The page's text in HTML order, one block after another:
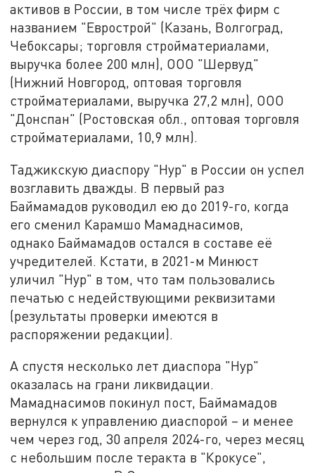
активов в России, в том числе трёх фирм с
названием "Еврострой" (Казань, Волгоград,
Чебоксары; торговля стройматериалами,
выручка более 200 млн), ООО "Шервуд"
(Нижний Новгород, оптовая торговля
стройматериалами, выручка 27,2 млн), ООО
"Донспан" (Ростовская обл., оптовая торговля
стройматериалами, 10,9 млн).
Таджикскую диаспору "Нур" в России он успел
возглавить дважды. В первый раз
Баймамадов руководил ею до 2019-го, когда
его сменил Карамшо Мамаднасимов,
однако Баймамадов остался в составе её
учредителей. Кстати, в 2021-м Минюст
уличил "Нур" в том, что там пользовались
печатью с недействующими реквизитами
(результаты проверки имеются в
распоряжении редакции).
А спустя несколько лет диаспора "Нур"
оказалась на грани ликвидации.
Мамаднасимов покинул пост, Баймамадов
вернулся к управлению диаспорой – и менее
чем через год, 30 апреля 2024-го, через месяц
с небольшим после теракта в "Крокусе",